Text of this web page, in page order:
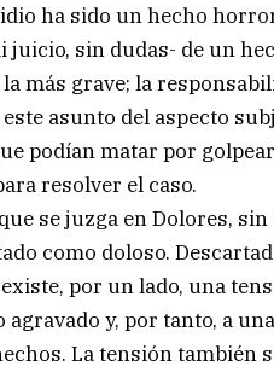
ha sido un hecho
juicio, sin dudas- de un
la más grave; la
asunto del aspecto
podían matar por
resolver el caso.
se juzga en Dolores,
como doloso.
por un lado, una
y, por tanto, a
La tensión también